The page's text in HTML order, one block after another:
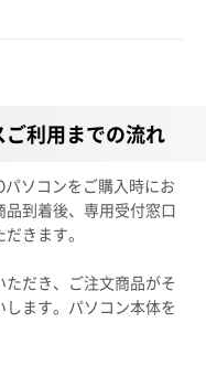
利用までの流れ
ソコンをご購入時にお
到着後、専用受付窓口
きます。
だき、ご注文商品がそ
ます。パソコン本体を